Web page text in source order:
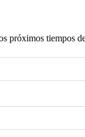
próximos tiempos